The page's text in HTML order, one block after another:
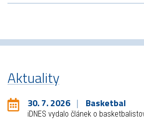
Aktuality
30. 7. 2026 Basketbal
iDNES vydalo článek o